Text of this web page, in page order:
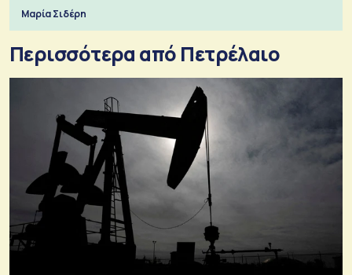
Μαρία Σιδέρη
Περισσότερα από Πετρέλαιο